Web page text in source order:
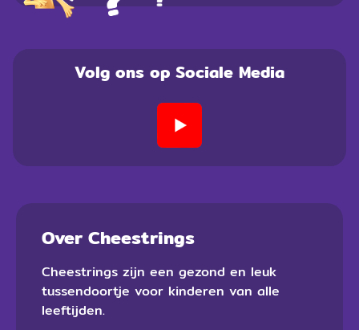
Volg ons op Sociale Media
Over Cheestrings
Cheestrings zijn een gezond en leuk
tussendoortje voor kinderen van alle
leeftijden.